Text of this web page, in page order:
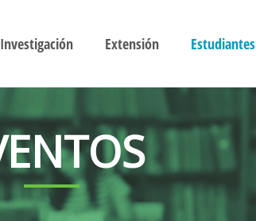
Investigación Extensión Estudiantes